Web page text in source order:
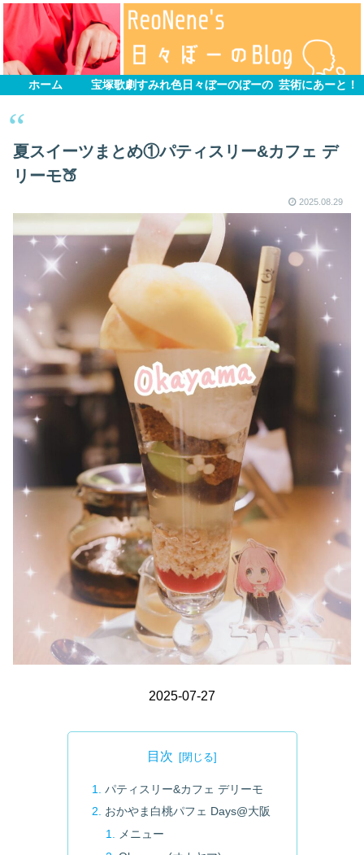
ホーム 宝塚歌劇すみれ色日々ぼーのぼーの 芸術にあーと！
夏スイーツまとめ①パティスリー&カフェ デ
リーモ🍑
2025.08.29
2025-07-27
目次
パティスリー&カフェ デリーモ
おかやま白桃パフェ Days@大阪
メニュー